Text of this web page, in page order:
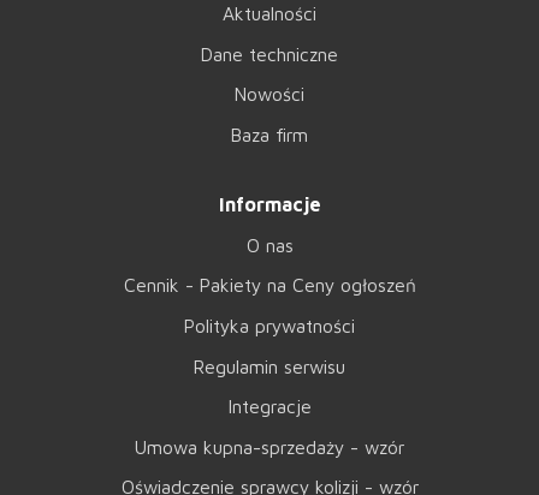
Aktualności
Dane techniczne
Nowości
Baza firm
Informacje
O nas
Cennik - Pakiety na Ceny ogłoszeń
Polityka prywatności
Regulamin serwisu
Integracje
Umowa kupna-sprzedaży - wzór
Oświadczenie sprawcy kolizji - wzór